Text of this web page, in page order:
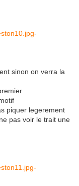
-
sinon on verra la
piquer legerement
pas voir le trait une